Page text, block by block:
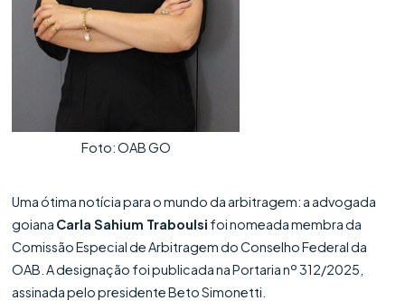
Foto: OAB GO
Uma ótima notícia para o mundo da arbitragem: a advogada
goiana Carla Sahium Traboulsi foi nomeada membra da
Comissão Especial de Arbitragem do Conselho Federal da
OAB. A designação foi publicada na Portaria nº 312/2025,
assinada pelo presidente Beto Simonetti.